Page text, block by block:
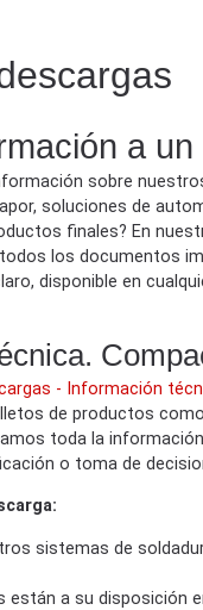
a un
sobre
soluciones de
finales? En
los documentos
disponible en
de productos
toda la
o toma de
sistemas de
a su disposición